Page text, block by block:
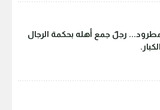
رجلٌ جمع أهله بحكمة الرجال